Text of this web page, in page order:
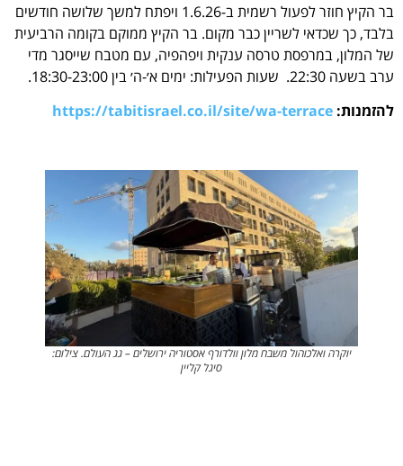
בר הקיץ חוזר לפעול רשמית ב-1.6.26 ויפתח למשך שלושה חודשים
בלבד, כך שכדאי לשריין כבר מקום. בר הקיץ ממוקם בקומה הרביעית
של המלון, במרפסת טרסה ענקית ויפהפיה, עם מטבח שייסגר מדי
ערב בשעה 22:30. שעות הפעילות: ימים א׳-ה׳ בין 18:30-23:00.
להזמנות: https://tabitisrael.co.il/site/wa-terrace
יוקרה ואלכוהול משבח מלון וולדורף אסטוריה ירושלים – גג העולם. צילום:
סיגל קליין